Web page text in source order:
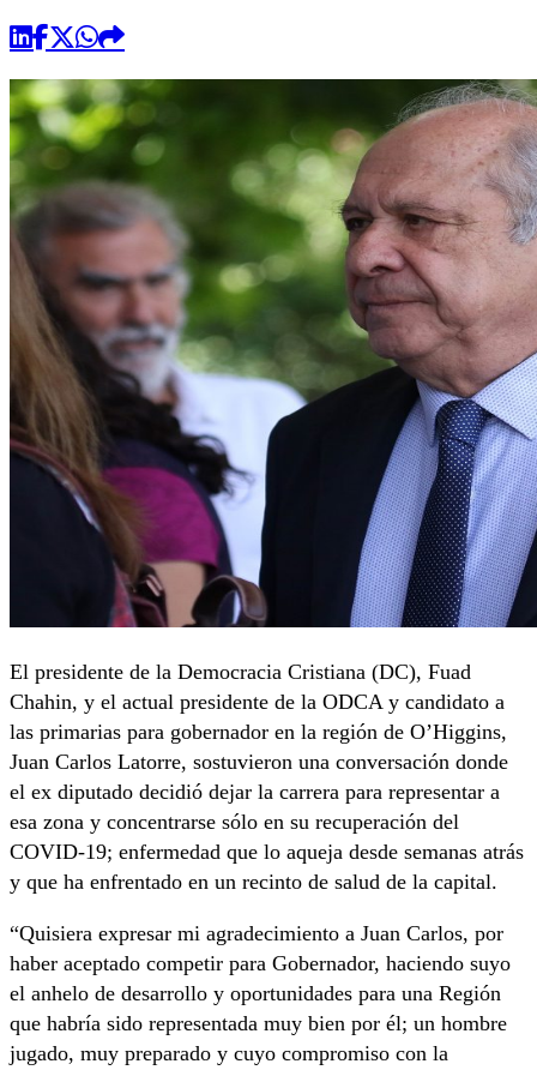
El presidente de la Democracia Cristiana (DC), Fuad
Chahin, y el actual presidente de la ODCA y candidato a
las primarias para gobernador en la región de O’Higgins,
Juan Carlos Latorre, sostuvieron una conversación donde
el ex diputado decidió dejar la carrera para representar a
esa zona y concentrarse sólo en su recuperación del
COVID-19; enfermedad que lo aqueja desde semanas atrás
y que ha enfrentado en un recinto de salud de la capital.
“Quisiera expresar mi agradecimiento a Juan Carlos, por
haber aceptado competir para Gobernador, haciendo suyo
el anhelo de desarrollo y oportunidades para una Región
que habría sido representada muy bien por él; un hombre
jugado, muy preparado y cuyo compromiso con la